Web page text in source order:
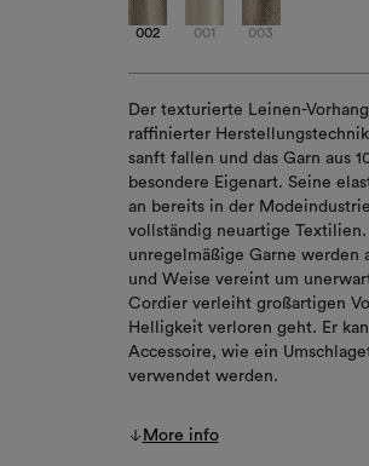
002 001 003
Der texturierte Leinen-
raffinierter
sanft fallen und das Garn aus
besondere Eigenart. Seine
an bereits in der
vollständig neuartige
unregelmäßige Garne
und Weise vereint um
Cordier verleiht großartigen
Helligkeit verloren geht. Er
Accessoire, wie ein
verwendet werden.
More info